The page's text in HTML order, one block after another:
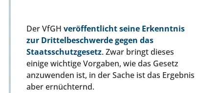
Der VfGH veröffentlicht seine Erkenntnis
zur Drittelbeschwerde gegen das
Staatsschutzgesetz. Zwar bringt dieses
einige wichtige Vorgaben, wie das Gesetz
anzuwenden ist, in der Sache ist das Ergebnis
aber ernüchternd.